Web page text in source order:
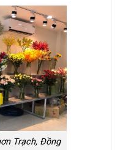
Trạch, Đồng